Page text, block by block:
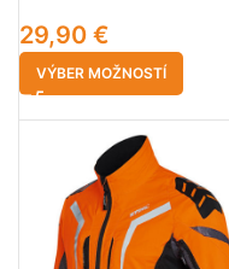
29,90 €
VÝBER MOŽNOSTÍ